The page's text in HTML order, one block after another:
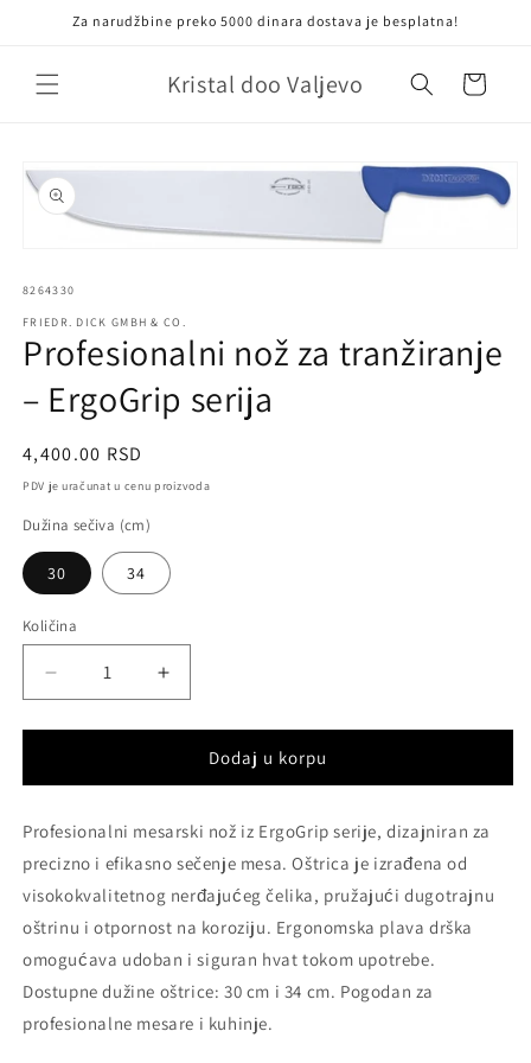
Skip toZa narudžbine preko 5000 dinara dostava je besplatna!
Kristal doo Valjevo Cart
product
information
1
modal
SKU:
8264330
FRIEDR. DICK GMBH & CO.
Profesionalni nož za tranžiranje
– ErgoGrip serija
Regular
price
4,400.00 RSD
PDV je uračunat u cenu proizvoda
Dužina sečiva (cm)
30 34
Količina
Decrease
quantity
for
nož
tranžiranje
–
serija
Increase
quantity
for
Profesionalni
nož
tranžiranje
–
ErgoGrip
serija
Dodaj u korpu
Profesionalni mesarski nož iz ErgoGrip serije, dizajniran za
precizno i efikasno sečenje mesa. Oštrica je izrađena od
visokokvalitetnog nerđajućeg čelika, pružajući dugotrajnu
oštrinu i otpornost na koroziju. Ergonomska plava drška
omogućava udoban i siguran hvat tokom upotrebe.
Dostupne dužine oštrice: 30 cm i 34 cm. Pogodan za
profesionalne mesare i kuhinje.